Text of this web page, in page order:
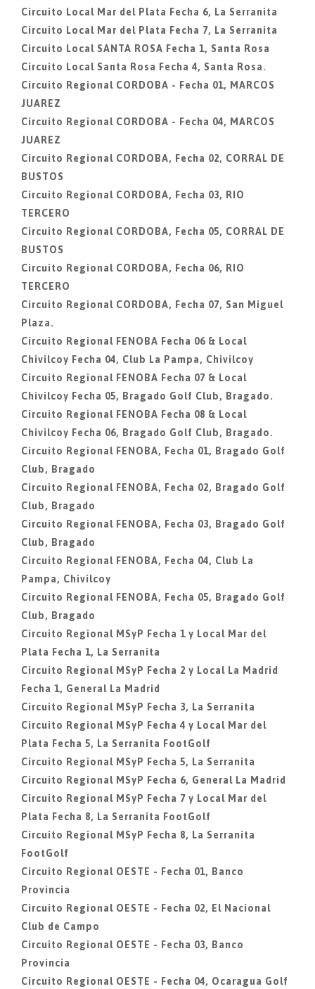
Circuito Local Mar del Plata Fecha 6, La Serranita
Circuito Local Mar del Plata Fecha 7, La Serranita
Circuito Local SANTA ROSA Fecha 1, Santa Rosa
Circuito Local Santa Rosa Fecha 4, Santa Rosa.
Circuito Regional CORDOBA - Fecha 01, MARCOS
JUAREZ
Circuito Regional CORDOBA - Fecha 04, MARCOS
JUAREZ
Circuito Regional CORDOBA, Fecha 02, CORRAL DE
BUSTOS
Circuito Regional CORDOBA, Fecha 03, RIO
TERCERO
Circuito Regional CORDOBA, Fecha 05, CORRAL DE
BUSTOS
Circuito Regional CORDOBA, Fecha 06, RIO
TERCERO
Circuito Regional CORDOBA, Fecha 07, San Miguel
Plaza.
Circuito Regional FENOBA Fecha 06 & Local
Chivilcoy Fecha 04, Club La Pampa, Chivilcoy
Circuito Regional FENOBA Fecha 07 & Local
Chivilcoy Fecha 05, Bragado Golf Club, Bragado.
Circuito Regional FENOBA Fecha 08 & Local
Chivilcoy Fecha 06, Bragado Golf Club, Bragado.
Circuito Regional FENOBA, Fecha 01, Bragado Golf
Club, Bragado
Circuito Regional FENOBA, Fecha 02, Bragado Golf
Club, Bragado
Circuito Regional FENOBA, Fecha 03, Bragado Golf
Club, Bragado
Circuito Regional FENOBA, Fecha 04, Club La
Pampa, Chivilcoy
Circuito Regional FENOBA, Fecha 05, Bragado Golf
Club, Bragado
Circuito Regional MSyP Fecha 1 y Local Mar del
Plata Fecha 1, La Serranita
Circuito Regional MSyP Fecha 2 y Local La Madrid
Fecha 1, General La Madrid
Circuito Regional MSyP Fecha 3, La Serranita
Circuito Regional MSyP Fecha 4 y Local Mar del
Plata Fecha 5, La Serranita FootGolf
Circuito Regional MSyP Fecha 5, La Serranita
Circuito Regional MSyP Fecha 6, General La Madrid
Circuito Regional MSyP Fecha 7 y Local Mar del
Plata Fecha 8, La Serranita FootGolf
Circuito Regional MSyP Fecha 8, La Serranita
FootGolf
Circuito Regional OESTE - Fecha 01, Banco
Provincia
Circuito Regional OESTE - Fecha 02, El Nacional
Club de Campo
Circuito Regional OESTE - Fecha 03, Banco
Provincia
Circuito Regional OESTE - Fecha 04, Ocaragua Golf